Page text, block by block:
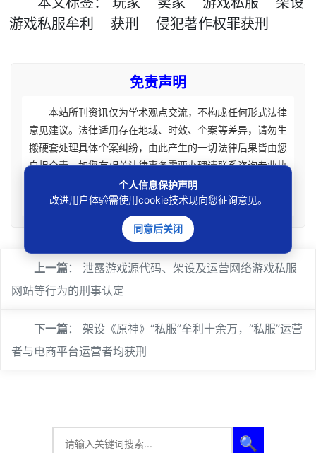
游戏私服牟利
获刑 侵犯著作权罪获刑
免责声明
本站所刊资讯仅为学术观点交流，不构成任何形式法律
意见建议。法律适用存在地域、时效、个案等差异，请勿生
搬硬套处理具体个案纠纷，由此产生的一切法律后果皆由您
自担全责。如您有相关法律事务需要办理请联系咨询专业执
业律师获取针对性法律意见。本站刊载内容版权归原权利
人，如涉及您的权益可联系处理。
上一篇： 泄露游戏源代码、架设及运营网络游戏私服
网站等行为的刑事认定
下一篇： 架设《原神》“私服”牟利十余万，“私服”运营
者与电商平台运营者均获刑
🔍
个人信息保护声明
改进用户体验需使用cookie技术现向您征询意见。
同意后关闭